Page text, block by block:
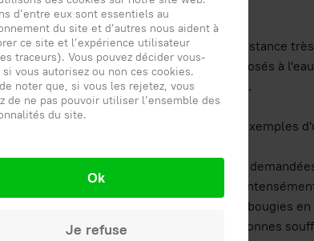
autres insectes.
dans diverses industries et est une substance
en bois ou les meubles qui ont été exposés à
courant dont certains pastels particuliers.
diverses choses, voici quelques exemples
les
sont très
remplacées. De plus, elles brûlent plus
comme les cires traditionnelles. Les bougies
, ce qui en fait un choix idéal pour les personnes
d’entre eux sont essentiels au
du site et d’autres nous aident à
ce site et l’expérience utilisateur
traceurs). Vous pouvez décider vous-
si vous autorisez ou non ces cookies.
noter que, si vous les rejetez, vous
de ne pas pouvoir utiliser l’ensemble des
du site.
Ok
Je refuse